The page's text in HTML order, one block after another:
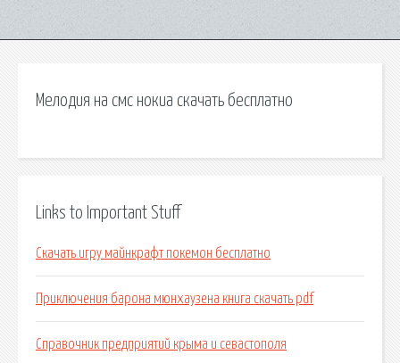
Мелодия на смс нокиа скачать бесплатно
Links to Important Stuff
Скачать игру майнкрафт покемон бесплатно
Приключения барона мюнхаузена книга скачать pdf
Справочник предприятий крыма и севастополя